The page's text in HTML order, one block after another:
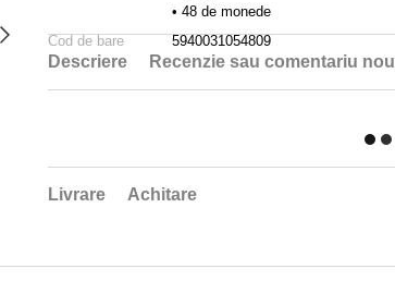
• 48 de monede
Cod de bare
5940031054809
Descriere Recenzie sau comentariu nou
Livrare Achitare